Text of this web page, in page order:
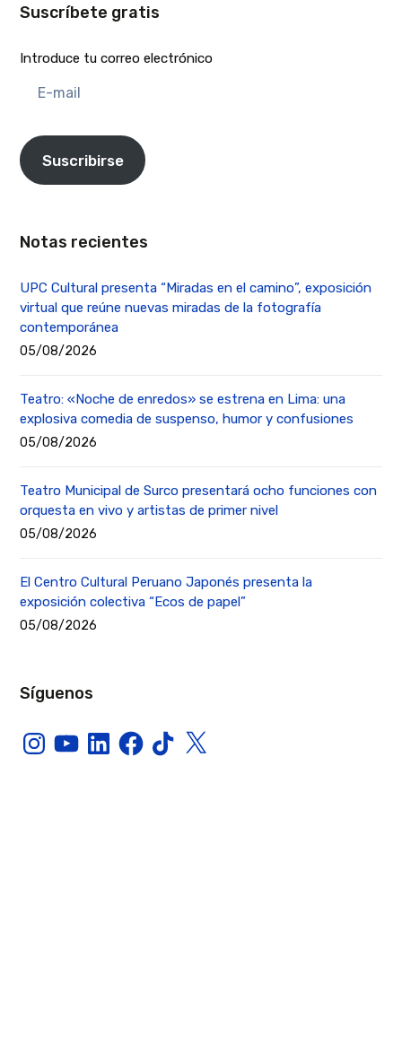
Suscríbete gratis
Introduce tu correo electrónico
mail
Suscribirse
Notas recientes
UPC Cultural presenta “Miradas en el camino”, exposición
virtual que reúne nuevas miradas de la fotografía
contemporánea
05/08/2026
Teatro: «Noche de enredos» se estrena en Lima: una
explosiva comedia de suspenso, humor y confusiones
05/08/2026
Teatro Municipal de Surco presentará ocho funciones con
orquesta en vivo y artistas de primer nivel
05/08/2026
El Centro Cultural Peruano Japonés presenta la
exposición colectiva “Ecos de papel”
05/08/2026
Síguenos
InstagramYouTubeLinkedInFacebook
TikTokX